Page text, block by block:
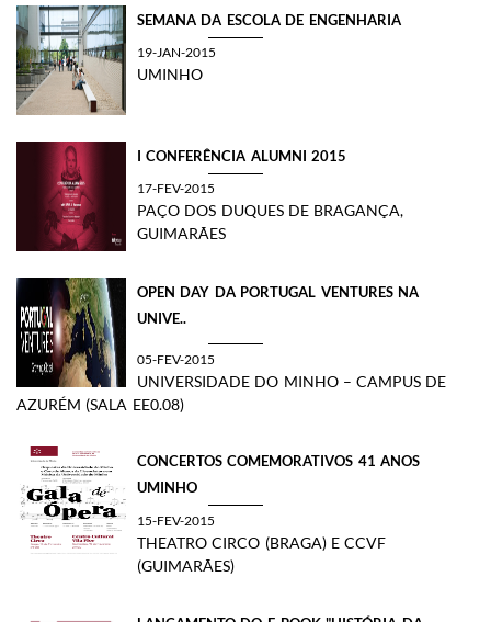
SEMANA DA ESCOLA DE ENGENHARIA
19-JAN-2015
UMINHO
I CONFERÊNCIA ALUMNI 2015
17-FEV-2015
PAÇO DOS DUQUES DE BRAGANÇA,
GUIMARÃES
OPEN DAY DA PORTUGAL VENTURES NA
UNIVE..
05-FEV-2015
UNIVERSIDADE DO MINHO – CAMPUS DE
AZURÉM (SALA EE0.08)
CONCERTOS COMEMORATIVOS 41 ANOS
UMINHO
15-FEV-2015
THEATRO CIRCO (BRAGA) E CCVF
(GUIMARÃES)